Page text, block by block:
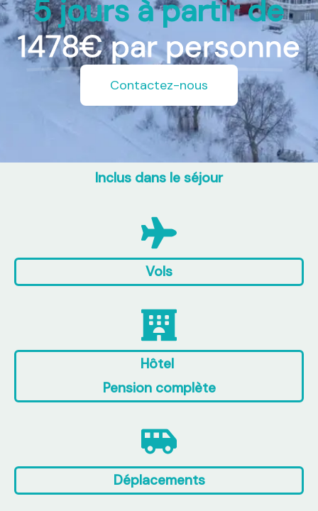
5 jours à partir de
1478€ par personne
Contactez-nous
Inclus dans le séjour
Vols
Hôtel
Pension complète
Déplacements